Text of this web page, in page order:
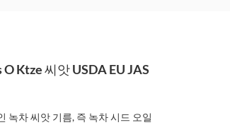
Ktze 씨앗 USDA EU JAS
녹차 씨앗 기름, 즉 녹차 시드 오일